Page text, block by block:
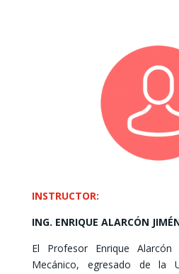
INSTRUCTOR:
ING. ENRIQUE ALARCÓN
El Profesor Enrique Alarcón
Mecánico, egresado de la